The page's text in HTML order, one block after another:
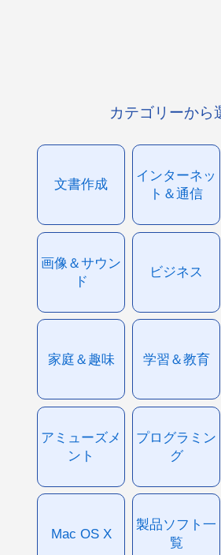
カテゴリーから
文書作成
インターネッ
ト＆通信
画像＆サウン
ド
ビジネス
家庭＆趣味 学習＆教育
アミューズメ
ント
プログラミン
グ
Mac OS X
製品ソフト一
覧